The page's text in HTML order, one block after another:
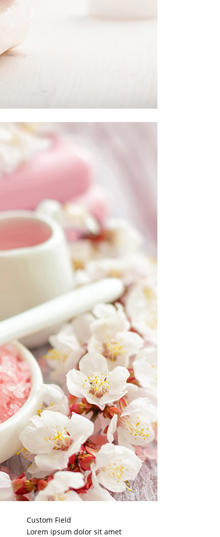
Custom Field
Lorem ipsum dolor sit amet